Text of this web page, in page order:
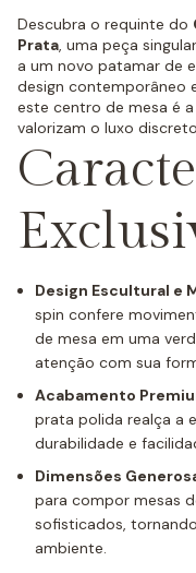
Descubra o requinte do
Prata, uma peça
a um novo patamar de
design contemporâneo
este centro de mesa é
valorizam o luxo
Design Escultural e
spin confere
de mesa em uma
atenção com sua
Acabamento
prata polida realça a
durabilidade e
Dimensões
para compor mesas
sofisticados,
ambiente.